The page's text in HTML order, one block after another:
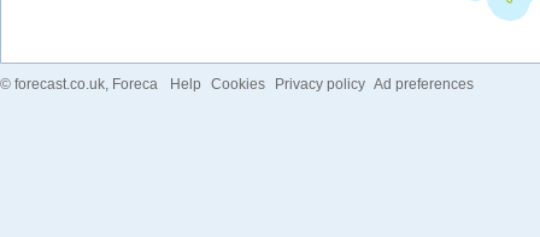
© forecast.co.uk, Foreca Help Cookies Privacy policy Ad preferences